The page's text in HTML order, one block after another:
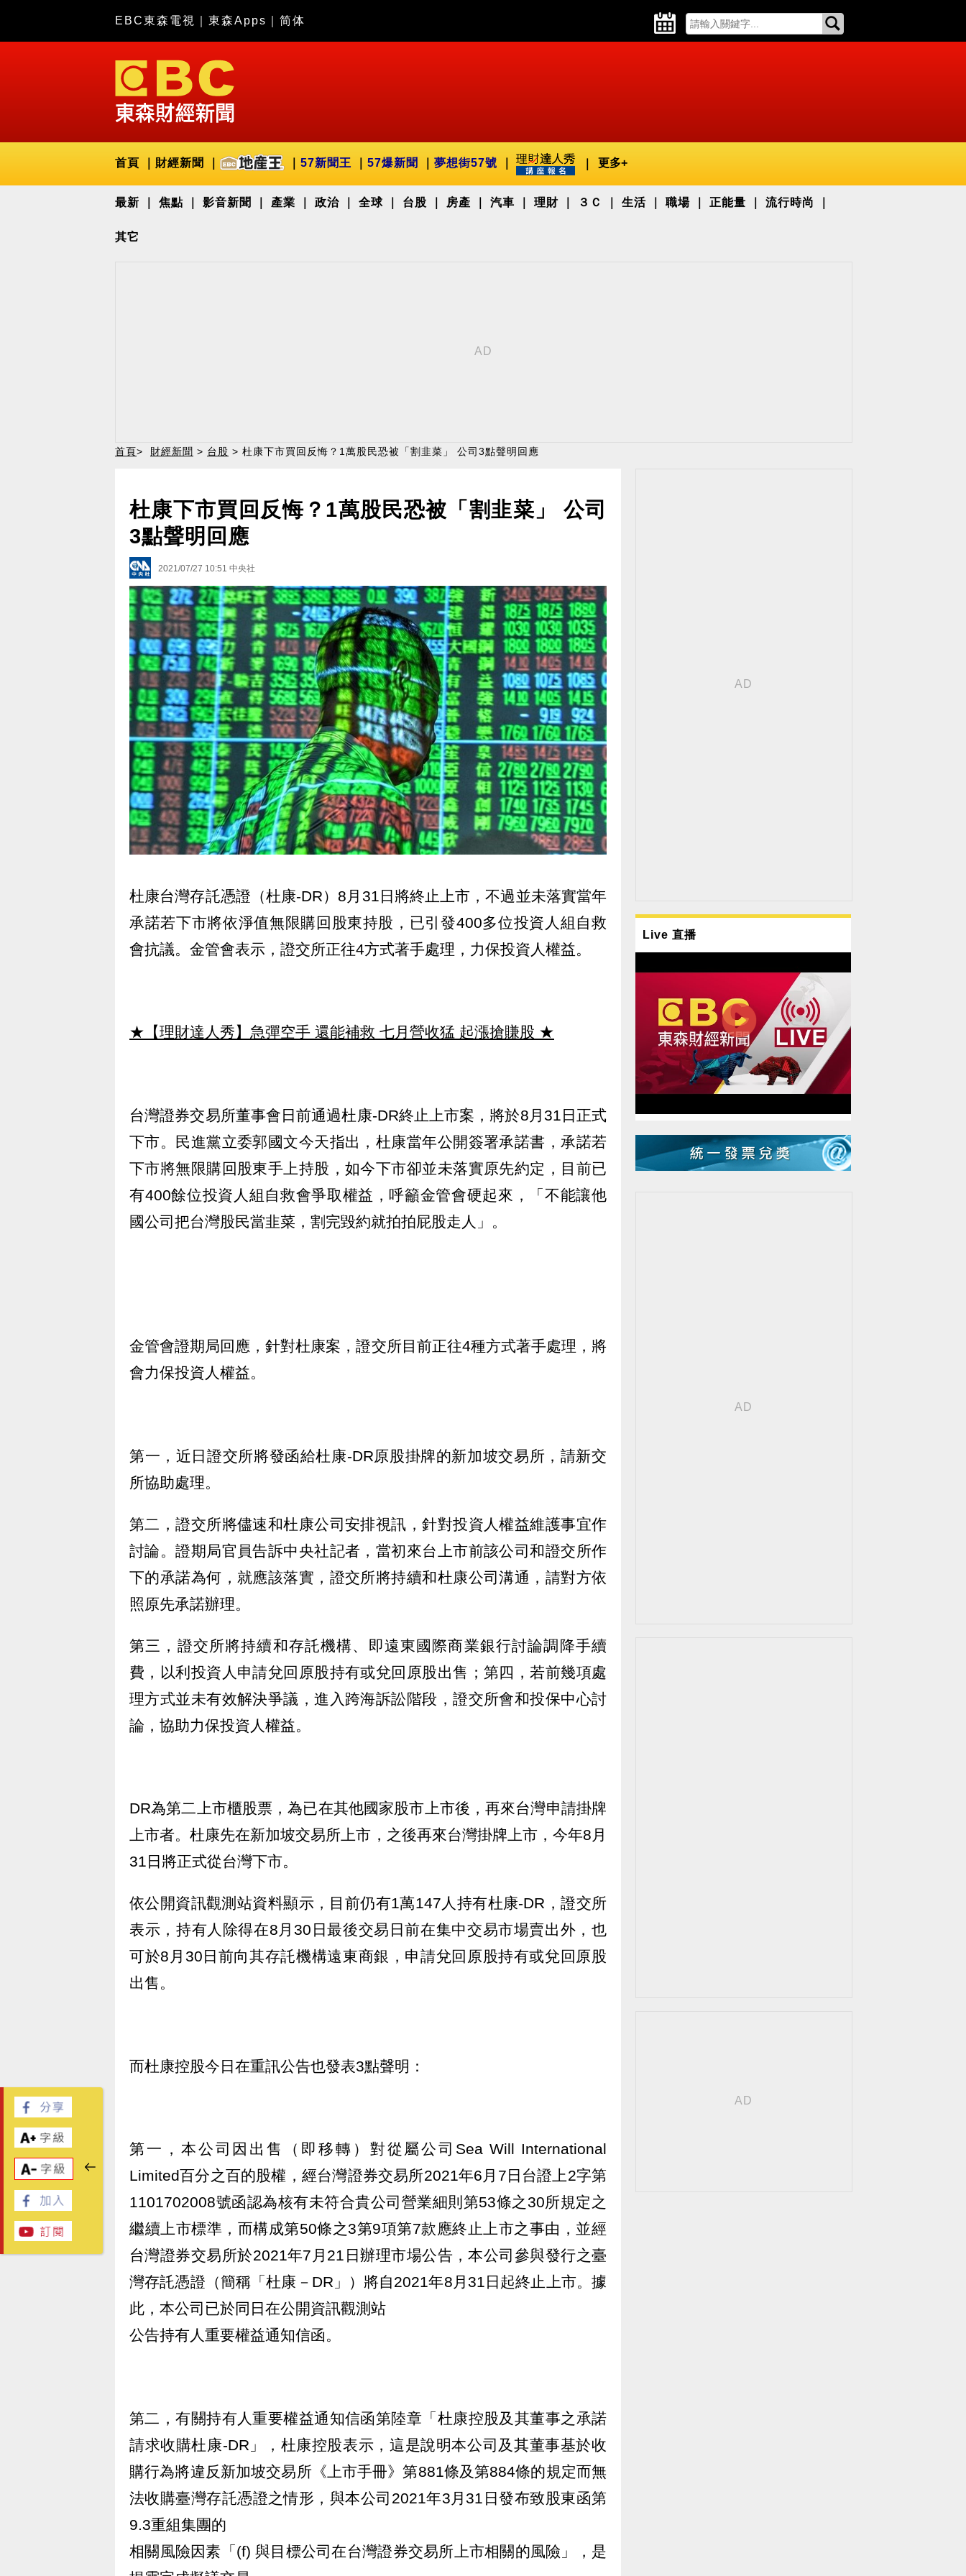
EBC東森電視 東森Apps 简体
首頁 財經新聞 57新聞王 57爆新聞 夢想街57號 更多+
最新 焦點 影音新聞 產業 政治 全球 台股 房產 汽車 理財 ３Ｃ 生活 職場 正能量 流行時尚
其它
首頁> 財經新聞 > 台股 > 杜康下市買回反悔？1萬股民恐被「割韭菜」 公司3點聲明回應
杜康下市買回反悔？1萬股民恐被「割韭菜」 公司
3點聲明回應
2021/07/27 10:51 中央社
杜康台灣存託憑證（杜康-DR）8月31日將終止上市，不過並未落實當年
承諾若下市將依淨值無限購回股東持股，已引發400多位投資人組自救
會抗議。金管會表示，證交所正往4方式著手處理，力保投資人權益。
★【理財達人秀】急彈空手 還能補救 七月營收猛 起漲搶賺股 ★
台灣證券交易所董事會日前通過杜康-DR終止上市案，將於8月31日正式
下市。民進黨立委郭國文今天指出，杜康當年公開簽署承諾書，承諾若
下市將無限購回股東手上持股，如今下市卻並未落實原先約定，目前已
有400餘位投資人組自救會爭取權益，呼籲金管會硬起來，「不能讓他
國公司把台灣股民當韭菜，割完毀約就拍拍屁股走人」。
金管會證期局回應，針對杜康案，證交所目前正往4種方式著手處理，將
會力保投資人權益。
第一，近日證交所將發函給杜康-DR原股掛牌的新加坡交易所，請新交
所協助處理。
第二，證交所將儘速和杜康公司安排視訊，針對投資人權益維護事宜作
討論。證期局官員告訴中央社記者，當初來台上市前該公司和證交所作
下的承諾為何，就應該落實，證交所將持續和杜康公司溝通，請對方依
照原先承諾辦理。
第三，證交所將持續和存託機構、即遠東國際商業銀行討論調降手續
費，以利投資人申請兌回原股持有或兌回原股出售；第四，若前幾項處
理方式並未有效解決爭議，進入跨海訴訟階段，證交所會和投保中心討
論，協助力保投資人權益。
DR為第二上市櫃股票，為已在其他國家股市上市後，再來台灣申請掛牌
上市者。杜康先在新加坡交易所上市，之後再來台灣掛牌上市，今年8月
31日將正式從台灣下市。
依公開資訊觀測站資料顯示，目前仍有1萬147人持有杜康-DR，證交所
表示，持有人除得在8月30日最後交易日前在集中交易市場賣出外，也
可於8月30日前向其存託機構遠東商銀，申請兌回原股持有或兌回原股
出售。
而杜康控股今日在重訊公告也發表3點聲明：
第一，本公司因出售（即移轉）對從屬公司Sea Will International
Limited百分之百的股權，經台灣證券交易所2021年6月7日台證上2字第
1101702008號函認為核有未符合貴公司營業細則第53條之30所規定之
繼續上市標準，而構成第50條之3第9項第7款應終止上市之事由，並經
台灣證券交易所於2021年7月21日辦理市場公告，本公司參與發行之臺
灣存託憑證（簡稱「杜康－DR」）將自2021年8月31日起終止上市。據
此，本公司已於同日在公開資訊觀測站
公告持有人重要權益通知信函。
第二，有關持有人重要權益通知信函第陸章「杜康控股及其董事之承諾
請求收購杜康-DR」，杜康控股表示，這是說明本公司及其董事基於收
購行為將違反新加坡交易所《上市手冊》第881條及第884條的規定而無
法收購臺灣存託憑證之情形，與本公司2021年3月31日發布致股東函第
9.3重組集團的
相關風險因素「(f) 與目標公司在台灣證券交易所上市相關的風險」，是
Live 直播